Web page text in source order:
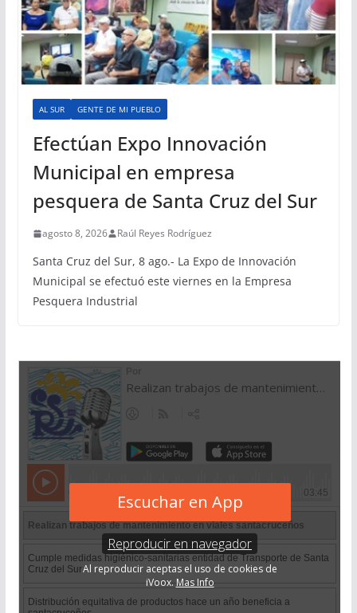
AL SUR GENTE DE MI PUEBLO
Efectúan Expo Innovación
Municipal en empresa
pesquera de Santa Cruz del Sur
agosto 8, 2026 Raúl Reyes Rodríguez
Santa Cruz del Sur, 8 ago.- La Expo de Innovación
Municipal se efectuó este viernes en la Empresa
Pesquera Industrial